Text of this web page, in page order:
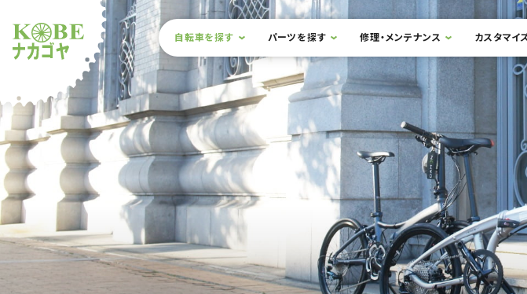
ショップナカゴヤ
サイト内メニュー
本文までスキップ
自転車を探す パーツを探す 修理・メンテナンス カスタマイ